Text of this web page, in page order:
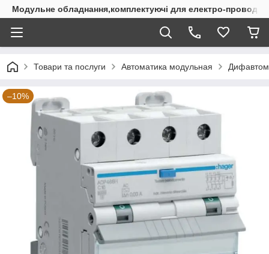
Модульне обладнання,комплектуючі для електро-проводки
Товари та послуги Автоматика модульная
–10%